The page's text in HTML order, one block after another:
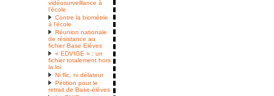
vidéosurveillance à
l’école
Contre la biométrie
à l’école
Réunion nationale
de résistance au
fichier Base Elèves
« EDVIGE » : un
fichier totalement hors
la loi
Ni flic, ni délateur
Pétition pour le
retrait de Base-élèves